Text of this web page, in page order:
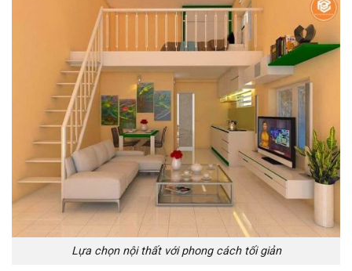
Lựa chọn nội thất với phong cách tối giản